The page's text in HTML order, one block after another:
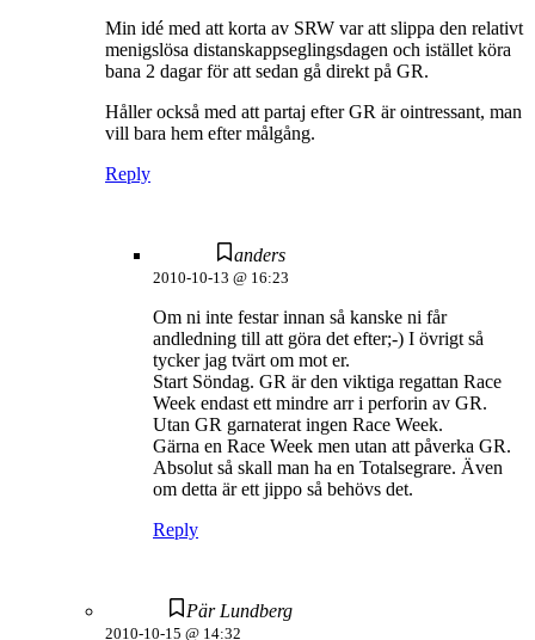
Min idé med att korta av SRW var att slippa den relativt
menigslösa distanskappseglingsdagen och istället köra
bana 2 dagar för att sedan gå direkt på GR.
Håller också med att partaj efter GR är ointressant, man
vill bara hem efter målgång.
Reply
anders
2010-10-13 @ 16:23
Om ni inte festar innan så kanske ni får
andledning till att göra det efter;-) I övrigt så
tycker jag tvärt om mot er.
Start Söndag. GR är den viktiga regattan Race
Week endast ett mindre arr i perforin av GR.
Utan GR garnaterat ingen Race Week.
Gärna en Race Week men utan att påverka GR.
Absolut så skall man ha en Totalsegrare. Även
om detta är ett jippo så behövs det.
Reply
Pär Lundberg
2010-10-15 @ 14:32